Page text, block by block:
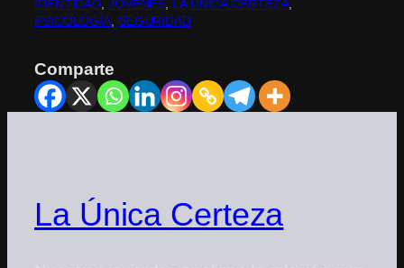
IDENTIDAD JÓVENES LA UNICA CERTEZA
PSICOLOGÍA SEGURIDAD
Comparte
La Única Certeza